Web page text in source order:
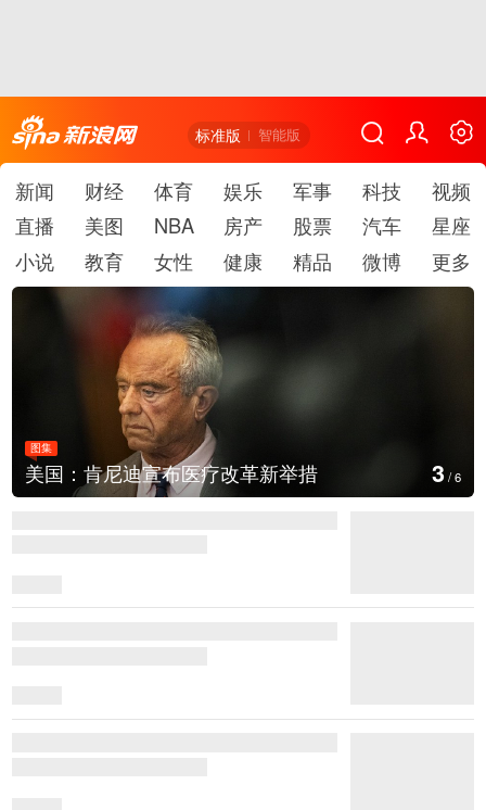
标准版 智能版
新闻 财经 体育 娱乐 军事 科技
视频
直播
美图 NBA 房产 股票 汽车
星座
小说
教育 女性 健康 精品 微博 更多
图集
美国：肯尼迪宣布医疗改革新举措 4 /6